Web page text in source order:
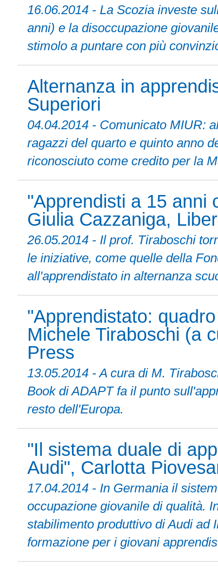
16.06.2014 - La Scozia investe
anni) e la disoccupazione
stimolo a puntare con più
Alternanza in
Superiori
04.04.2014 - Comunicato MIUR:
ragazzi del quarto e quinto anno
riconosciuto come credito per la
"Apprendisti a 15 anni
Giulia Cazzaniga,
26.05.2014 - Il prof. Tiraboschi
le iniziative, come quelle della
all'apprendistato in alternanza
"Apprendistato:
Michele Tiraboschi (a
Press
13.05.2014 - A cura di M.
Book di ADAPT fa il punto
resto dell'Europa.
"Il sistema duale di
Audi", Carlotta
17.04.2014 - In Germania il
occupazione giovanile di qualità.
stabilimento produttivo di Audi ad
formazione per i giovani